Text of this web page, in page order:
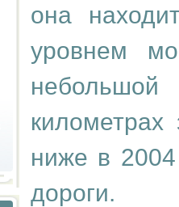
она
уровнем
небольшой
ниже в
дороги.